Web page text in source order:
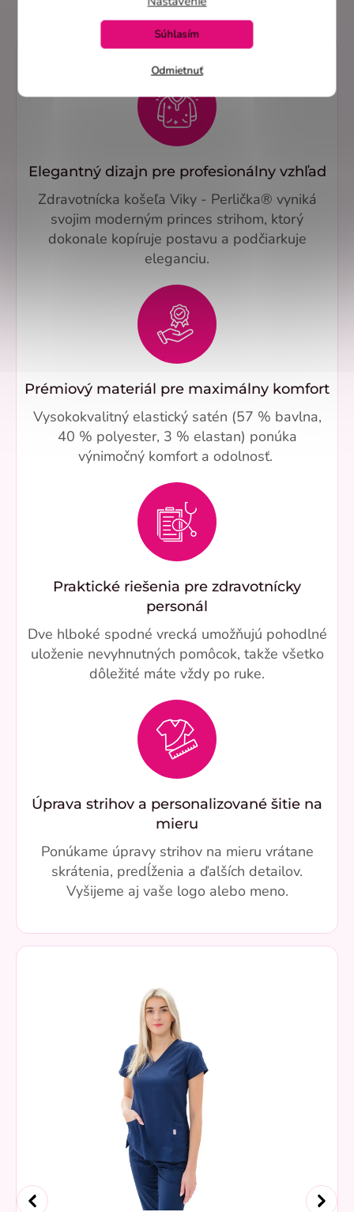
Odmietnuť
Súhlasím
Elegantný dizajn pre profesionálny vzhľad
Zdravotnícka košeľa Viky - Perlička® vyniká
svojim moderným princes strihom, ktorý
dokonale kopíruje postavu a podčiarkuje
eleganciu.
Prémiový materiál pre maximálny komfort
Vysokokvalitný elastický satén (57 % bavlna,
40 % polyester, 3 % elastan) ponúka
výnimočný komfort a odolnosť.
Praktické riešenia pre zdravotnícky
personál
Dve hlboké spodné vrecká umožňujú pohodlné
uloženie nevyhnutných pomôcok, takže všetko
dôležité máte vždy po ruke.
Úprava strihov a personalizované šitie na
mieru
Ponúkame úpravy strihov na mieru vrátane
skrátenia, predĺženia a ďalších detailov.
Vyšijeme aj vaše logo alebo meno.